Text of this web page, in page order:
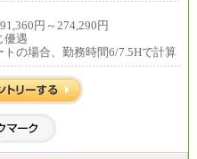
円～274,290円
優遇
の場合、勤務時間6/7.5Hで計算